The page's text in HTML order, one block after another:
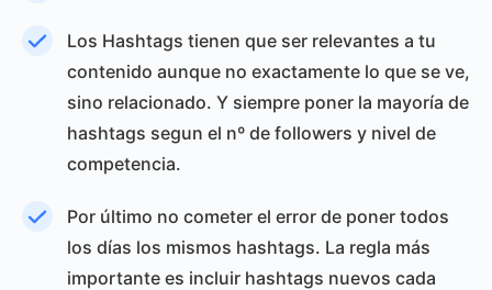
Los Hashtags tienen que ser relevantes a tu
contenido aunque no exactamente lo que se ve,
sino relacionado. Y siempre poner la mayoría de
hashtags segun el nº de followers y nivel de
competencia.
Por último no cometer el error de poner todos
los días los mismos hashtags. La regla más
importante es incluir hashtags nuevos cada